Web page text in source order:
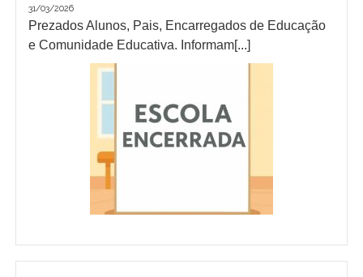
31/03/2026
Prezados Alunos, Pais, Encarregados de Educação
e Comunidade Educativa. Informam[...]